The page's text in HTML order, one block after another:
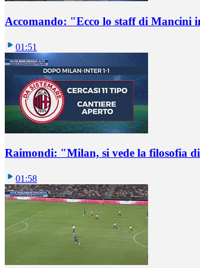
Accomando: "Ecco lo staff di Mancini
01:51
Raimondi: "Milan, si vede la filosofia
01:58